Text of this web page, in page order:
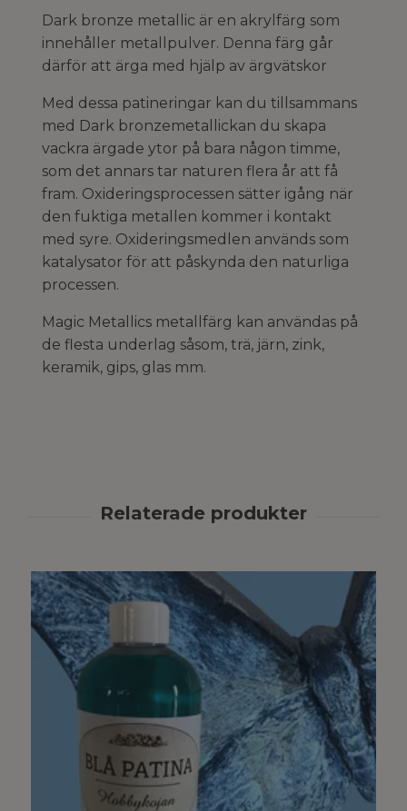
Dark bronze metallic är en akrylfärg som
innehåller metallpulver. Denna färg går
därför att ärga med hjälp av ärgvätskor
Med dessa patineringar kan du tillsammans
med Dark bronzemetallickan du skapa
vackra ärgade ytor på bara någon timme,
som det annars tar naturen flera år att få
fram. Oxideringsprocessen sätter igång när
den fuktiga metallen kommer i kontakt
med syre. Oxideringsmedlen används som
katalysator för att påskynda den naturliga
processen.
Magic Metallics metallfärg kan användas på
de flesta underlag såsom, trä, järn, zink,
keramik, gips, glas mm.